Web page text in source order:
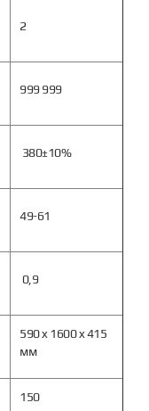
2
999 999
380±10%
49-61
0,9
590 x 1600 x 415
мм
150